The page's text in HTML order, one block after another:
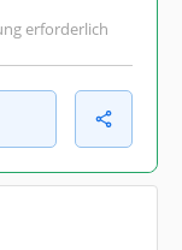
erforderlich